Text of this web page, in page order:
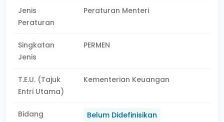
Jenis
Peraturan
Peraturan Menteri
Singkatan
Jenis
PERMEN
T.E.U. (Tajuk
Entri Utama)
Kementerian Keuangan
Bidang Belum Didefinisikan